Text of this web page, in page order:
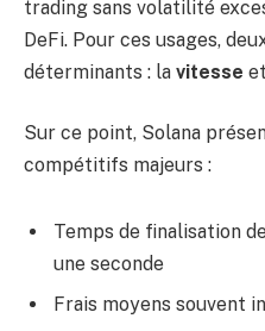
trading sans volatilité
DeFi. Pour ces usages,
déterminants : la vitesse
Sur ce point, Solana
compétitifs majeurs :
Temps de finalisation
une seconde
Frais moyens souvent